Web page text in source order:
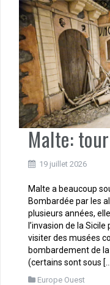
Malte:
19 juillet 2026
Malte a beaucoup
Bombardée par les
plusieurs années,
l’invasion de la
visiter des musées
bombardement de
(certains sont sous
Europe Ouest